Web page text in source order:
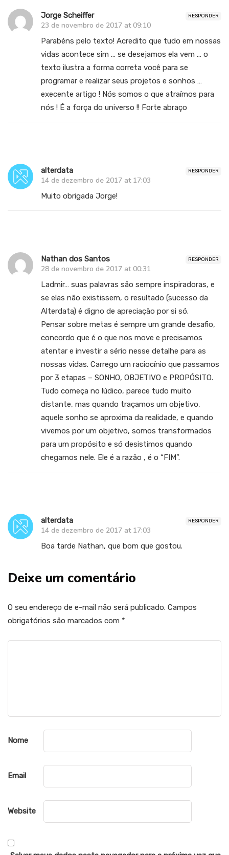
RESPONDER
Jorge Scheiffer
23 de novembro de 2017 at 09:10
Parabéns pelo texto! Acredito que tudo em nossas
vidas acontece sim … se desejamos ela vem … o
texto ilustra a forma correta você para se
programar e realizar seus projetos e sonhos …
execente artigo ! Nós somos o que atraímos para
nós ! É a força do universo !! Forte abraço
RESPONDER
alterdata
14 de dezembro de 2017 at 17:03
Muito obrigada Jorge!
RESPONDER
Nathan dos Santos
28 de novembro de 2017 at 00:31
Ladmir… suas palavras são sempre inspiradoras, e
se elas não existissem, o resultado (sucesso da
Alterdata) é digno de apreciação por si só.
Pensar sobre metas é sempre um grande desafio,
concordo que é o que nos move e precisamos
atentar e investir a sério nesse detalhe para as
nossas vidas. Carrego um raciocínio que passamos
por 3 etapas – SONHO, OBJETIVO e PROPÓSITO.
Tudo começa no lúdico, parece tudo muito
distante, mas quando traçamos um objetivo,
aquele sonho se aproxima da realidade, e quando
vivemos por um objetivo, somos transformados
para um propósito e só desistimos quando
chegamos nele. Ele é a razão , é o “FIM”.
RESPONDER
alterdata
14 de dezembro de 2017 at 17:03
Boa tarde Nathan, que bom que gostou.
Deixe um comentário
O seu endereço de e-mail não será publicado. Campos
obrigatórios são marcados com *
Nome
Email
Website